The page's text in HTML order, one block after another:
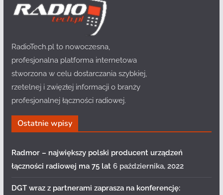
RadioTech.pl to nowoczesna,
profesjonalna platforma internetowa
stworzona w celu dostarczania szybkiej,
rzetelnej i zwięzłej informacji o branży
profesjonalnej łączności radiowej.
Ostatnie wpisy
Radmor – największy polski producent urządzeń
łączności radiowej ma 75 lat 6 października, 2022
DGT wraz z partnerami zaprasza na konferencję: